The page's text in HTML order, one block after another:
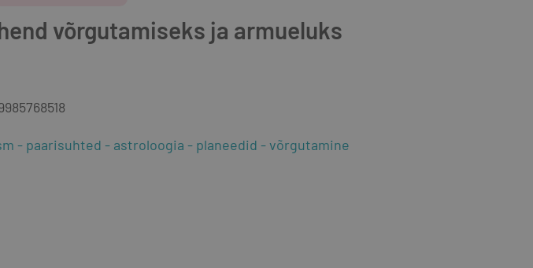
võrgutamiseks ja armueluks
paarisuhted astroloogia planeedid võrgutamine